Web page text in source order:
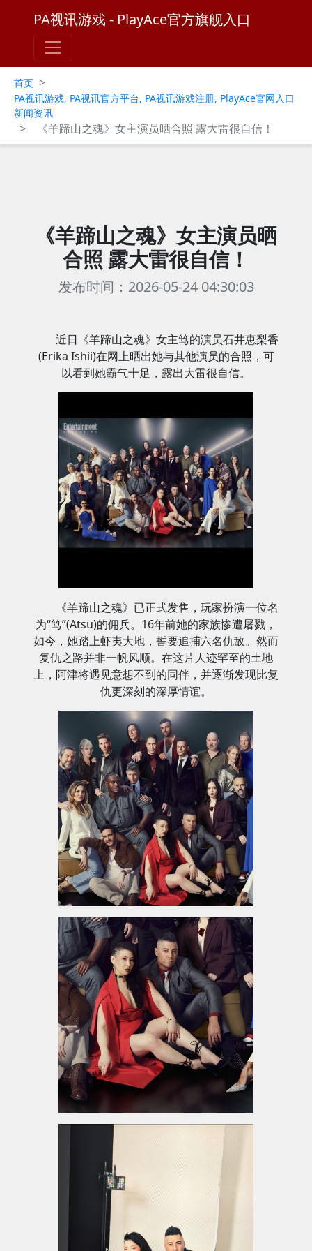
PA视讯游戏 - PlayAce官方旗舰入口
首页 >
PA视讯游戏, PA视讯官方平台, PA视讯游戏注册, PlayAce官网入口
新闻资讯
> 《羊蹄山之魂》女主演员晒合照 露大雷很自信！
《羊蹄山之魂》女主演员晒
合照 露大雷很自信！
发布时间：2026-05-24 04:30:03
近日《羊蹄山之魂》女主笃的演员石井恵梨香
(Erika Ishii)在网上晒出她与其他演员的合照，可
以看到她霸气十足，露出大雷很自信。
《羊蹄山之魂》已正式发售，玩家扮演一位名
为“笃”(Atsu)的佣兵。16年前她的家族惨遭屠戮，
如今，她踏上虾夷大地，誓要追捕六名仇敌。然而
复仇之路并非一帆风顺。在这片人迹罕至的土地
上，阿津将遇见意想不到的同伴，并逐渐发现比复
仇更深刻的深厚情谊。